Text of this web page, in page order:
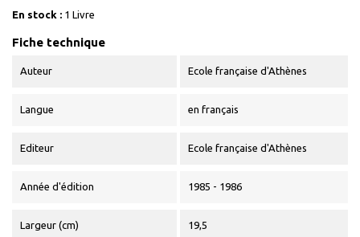
En stock : 1 Livre
Fiche technique
Auteur Ecole française d'Athènes
Langue en français
Editeur Ecole française d'Athènes
Année d'édition 1985 - 1986
Largeur (cm) 19,5